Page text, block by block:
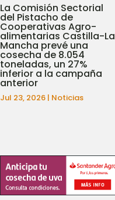
La Comisión Sectorial
del Pistacho de
Cooperativas Agro-
alimentarias Castilla-La
Mancha prevé una
cosecha de 8.054
toneladas, un 27%
inferior a la campaña
anterior
Jul 23, 2026 | Noticias